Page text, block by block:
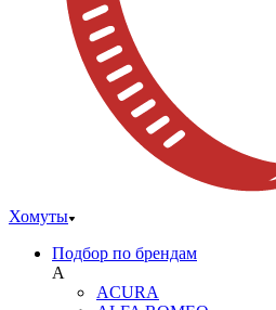
Хомуты
Подбор по брендам
A
ACURA